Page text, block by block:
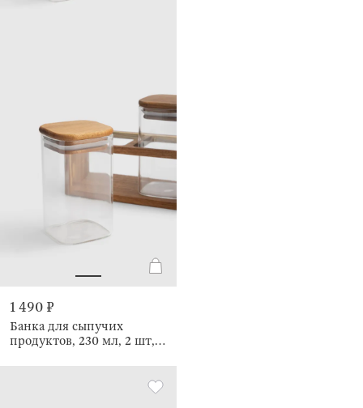
1 490 ₽
Банка для сыпучих
продуктов, 230 мл, 2 шт,